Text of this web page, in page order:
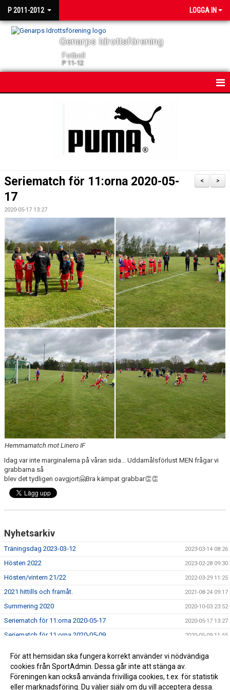
P 2011-2012 LOGGA IN
Genarps Idrottsförening
Fotboll
P 11-12
TRUPPEN
BILDGALLERI
DOKUMENT
KONTAKT
>
<
Seriematch för 11:orna 2020-05-
17
2020-05-17 13:27
Hemmamatch mot Linero IF
Idag var inte marginalerna på våran sida... Uddamålsförlust MEN frågar vi
grabbarna så
blev det tydligen oavgjort🤗Bra kämpat grabbar👏👏
Nyhetsarkiv
Träningsdag 2023-03-12 2023-03-14 08:26
Hösten 2022 2023-02-28 09:30
Hösten/vintern 21/22 2022-03-29 11:25
2021 hittills och framåt. 2021-08-24 09:17
Summering 2020 2020-10-03 23:52
Seriematch för 11:orna 2020-05-17 2020-05-17 13:27
Seriematch för 11:orna 2020-05-09 2020-05-09 11:55
Premiär, Lödde Cup - Hjärup 28/4 2018
Vill du spela med oss ? 2018-01-28 15:08
För att hemsidan ska fungera korrekt använder vi nödvändiga
cookies från SportAdmin. Dessa går inte att stänga av.
Föreningen kan också använda frivilliga cookies, t.ex. för statistik
eller marknadsföring. Du väljer själv om du vill acceptera dessa.